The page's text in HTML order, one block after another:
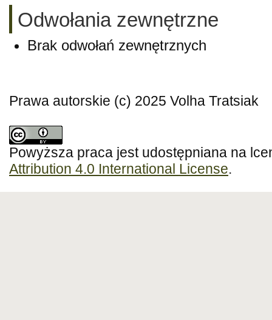
Odwołania zewnętrzne
Brak odwołań zewnętrznych
Prawa autorskie (c) 2025 Volha Tratsiak
Powyższa praca jest udostępniana na
Attribution 4.0 International License.